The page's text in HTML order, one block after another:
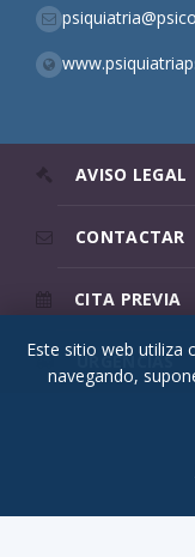
AVISO LEGAL
CONTACTAR
CITA PREVIA
URGENCIAS
Este sitio web utiliza
navegando,